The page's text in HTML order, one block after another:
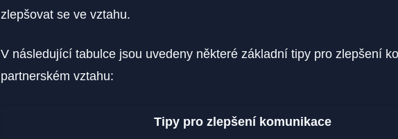
zlepšovat se ve vztahu.
V následující tabulce jsou uvedeny některé základní tipy pro zlepšení
partnerském vztahu:
Tipy pro zlepšení komunikace